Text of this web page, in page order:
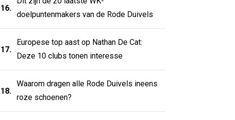
16.
doelpuntenmakers van de Rode Duivels
17.
Europese top aast op Nathan De Cat:
Deze 10 clubs tonen interesse
18.
Waarom dragen alle Rode Duivels ineens
roze schoenen?